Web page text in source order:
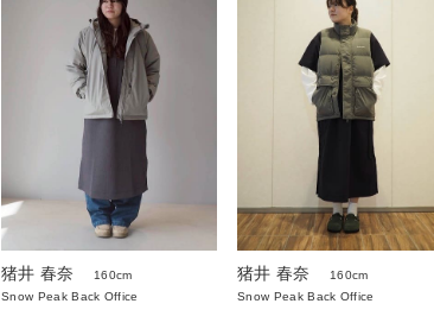
猪井 春奈
160cm
Snow Peak Back Office
猪井 春奈
160cm
Snow Peak Back Office